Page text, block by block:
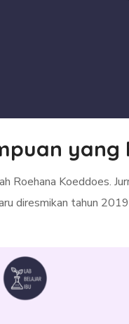
Roehana Koeddoes.
diresmikan tahun